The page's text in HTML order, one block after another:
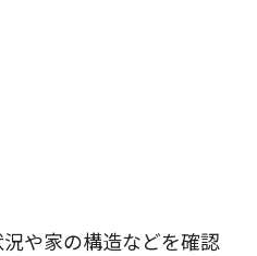
や家の構造などを確認